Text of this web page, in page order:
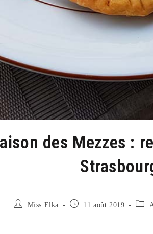
des Mezzes :
Auteur/autrice
Miss Elka
Publication
11 août 2019
Post